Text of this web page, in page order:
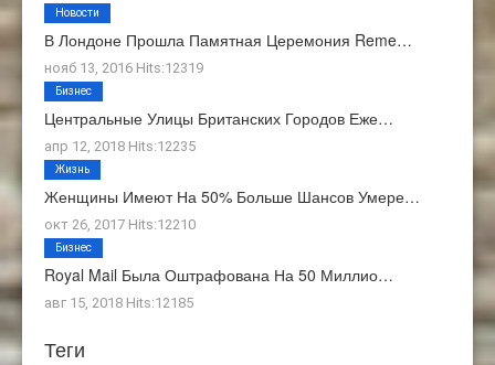
В Лондоне Прошла Памятная Церемония Reme…
нояб 13, 2016 Hits:12319
Новости
Центральные Улицы Британских Городов Еже…
апр 12, 2018 Hits:12235
Бизнес
Женщины Имеют На 50% Больше Шансов Умере…
окт 26, 2017 Hits:12210
Жизнь
Royal Mail Была Оштрафована На 50 Миллио…
авг 15, 2018 Hits:12185
Бизнес
Теги